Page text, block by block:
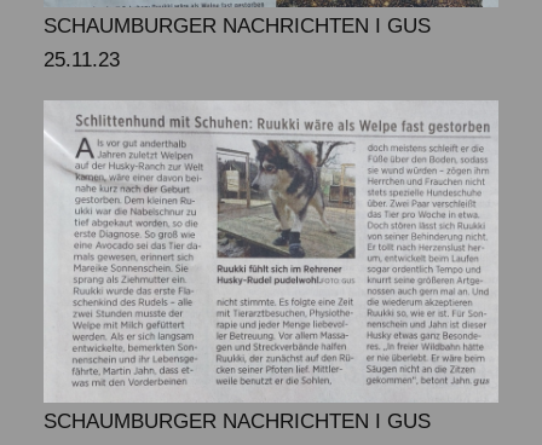
SCHAUMBURGER NACHRICHTEN I GUS
25.11.23
SCHAUMBURGER NACHRICHTEN I GUS